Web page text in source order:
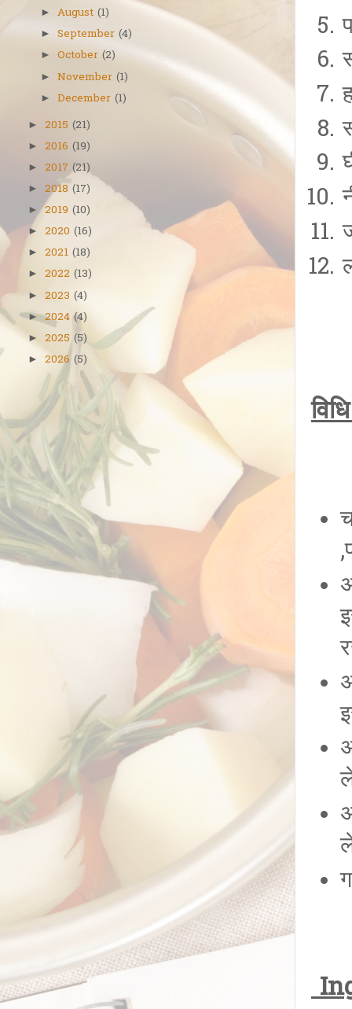
►August (1)
►September (4)
►October (2)
►November (1)
►December (1)
► 2015 (21)
► 2016 (19)
► 2017 (21)
► 2018 (17)
►2019 (10)
► 2020 (16)
► 2021 (18)
► 2022 (13)
► 2023 (4)
►2024 (4)
► 2025 (5)
► 2026 (5)